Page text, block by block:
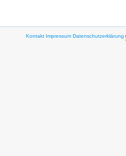
Kontakt Impressum Datenschutzerklärung